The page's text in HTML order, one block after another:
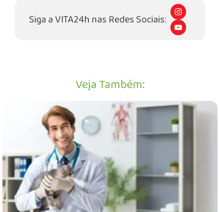
Siga a VITA24h nas Redes Sociais:
I
n
s
t
a
Y
o
u
Veja Também: